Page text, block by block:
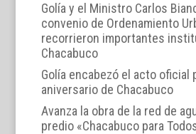
Golía y el Ministro Carlos
convenio de Ordenamiento
recorrieron importantes
Chacabuco
Golía encabezó el acto oficial
aniversario de Chacabuco
Avanza la obra de la red de
predio «Chacabuco para